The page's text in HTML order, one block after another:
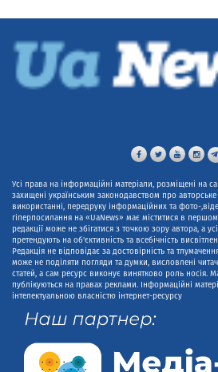
Усі права на інформаційні матеріали, розміщені на
захищені українським законодавством про
використанні, передруку інформаційних та фото-
гіперпосилання на «UaNews» має міститися в
редакції може не збігатися з точкою зору автора, а
претендують на об'єктивність та всебічність
Редакція не відповідає за достовірність та
може не поділяти погляди та думки, висловлені
статей, а сам ресурс виконує винятково роль носія.
публікуються на правах реклами. Інформаційні
інтелектуальною власністю інтернет-ресурсу